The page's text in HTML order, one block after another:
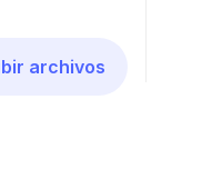
archivos